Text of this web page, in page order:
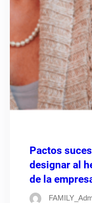
Pactos
designar al
de la